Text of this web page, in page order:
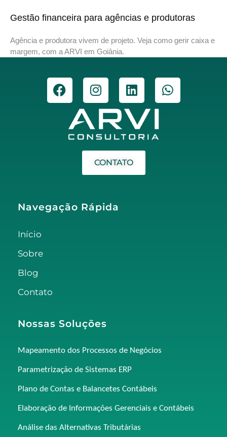
Gestão financeira para agências e produtoras
Agência e produtora vivem de projeto. Veja como gerir caixa e
margem, com a ARVI em Goiânia.
CONTATO
Navegação Rápida
Início
Sobre
Blog
Contato
Nossas Soluções
Mapeamento dos Processos de Negócios
Parametrização de Sistemas ERP
Plano de Contas e Balancetes Contábeis
Elaboração de Informações Gerenciais e Contábeis
Análise das Alternativas Tributárias